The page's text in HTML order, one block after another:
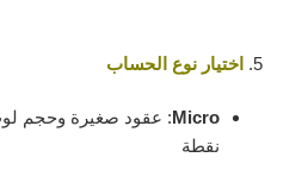
اختيار نوع الحساب
Micro
نقطة